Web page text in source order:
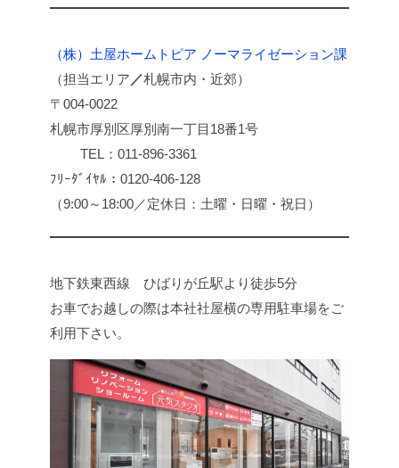
（株）土屋ホームトピア ノーマライゼーション課
（担当エリア ／札幌市内・近郊）
〒004-0022
札幌市厚別区厚別南一丁目18番1号
TEL：011-896-3361
ﾌﾘｰﾀﾞｲﾔﾙ：0120-406-128
（9:00～18:00／定休日：土曜・日曜・祝日）
地下鉄東西線 ひばりが丘駅より徒歩5分
お車でお越しの際は本社社屋横の専用駐車場をご
利用下さい。